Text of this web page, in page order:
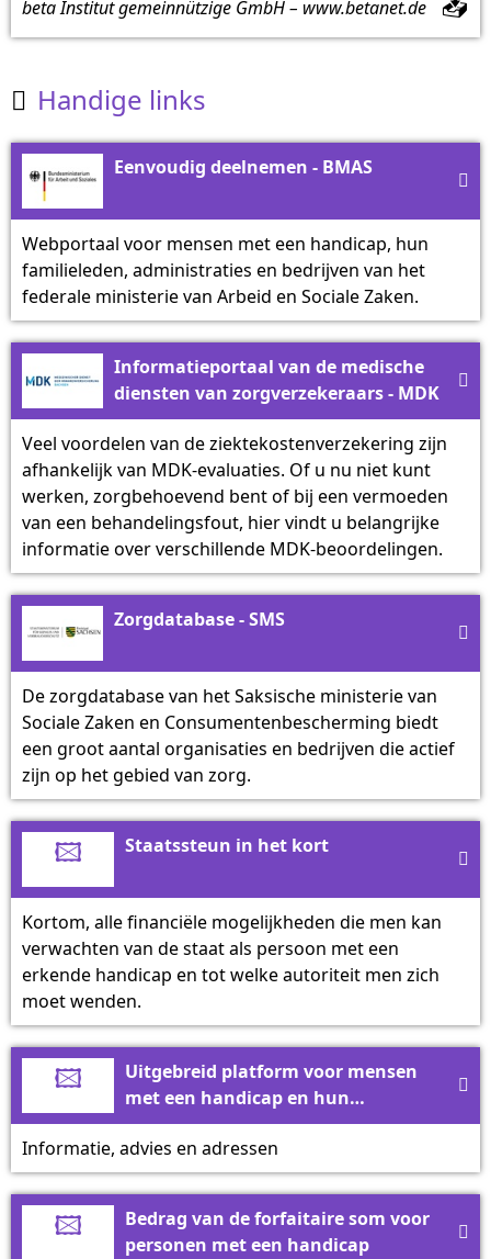
beta Institut gemeinnützige GmbH – www.betanet.de 📥
 Handige links
Eenvoudig deelnemen - BMAS

Webportaal voor mensen met een handicap, hun
familieleden, administraties en bedrijven van het
federale ministerie van Arbeid en Sociale Zaken.
Informatieportaal van de medische
diensten van zorgverzekeraars - MDK

Veel voordelen van de ziektekostenverzekering zijn
afhankelijk van MDK-evaluaties. Of u nu niet kunt
werken, zorgbehoevend bent of bij een vermoeden
van een behandelingsfout, hier vindt u belangrijke
informatie over verschillende MDK-beoordelingen.
Zorgdatabase - SMS

De zorgdatabase van het Saksische ministerie van
Sociale Zaken en Consumentenbescherming biedt
een groot aantal organisaties en bedrijven die actief
zijn op het gebied van zorg.
🖾 Staatssteun in het kort

Kortom, alle financiële mogelijkheden die men kan
verwachten van de staat als persoon met een
erkende handicap en tot welke autoriteit men zich
moet wenden.
🖾
Uitgebreid platform voor mensen
met een handicap en hun
familieleden

Informatie, advies en adressen
🖾
Bedrag van de forfaitaire som voor
personen met een handicap
